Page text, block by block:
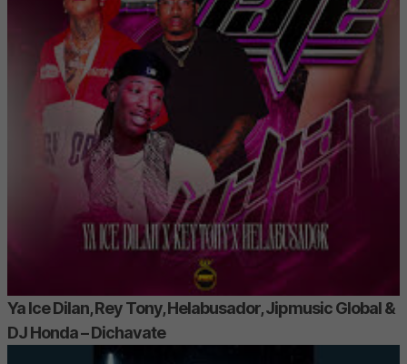
Ya Ice Dilan, Rey Tony, Helabusador, Jipmusic Global &
DJ Honda – Dichavate